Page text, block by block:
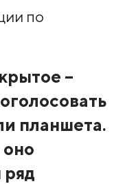
по
–
планшета.
оно
ряд